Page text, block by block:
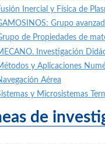
Inercial y Física de
Grupo
de Propiedades de
Investigación
y Aplicaciones
Aérea
y Microsistemas
de